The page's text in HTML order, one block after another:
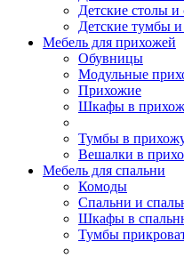
Детские столы и
Детские тумбы
Мебель для прихожей
Обувницы
Модульные
Прихожие
Шкафы в
Тумбы в
Вешалки в
Мебель для спальни
Комоды
Спальни и
Шкафы в
Тумбы